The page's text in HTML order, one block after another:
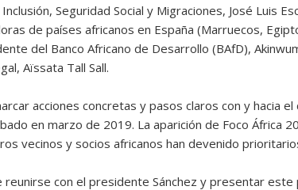
Seguridad Social y Migraciones, José Luis
de países africanos en España (Marruecos,
del Banco Africano de Desarrollo (BAfD),
Aïssata Tall Sall.
acciones concretas y pasos claros con y hacia
en marzo de 2019. La aparición de Foco África
vecinos y socios africanos han devenido
con el presidente Sánchez y presentar